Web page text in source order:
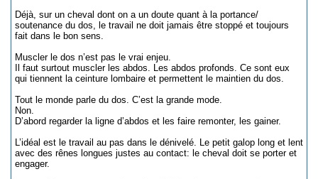
Déjà, sur un cheval dont on a un doute quant à la portance/
soutenance du dos, le travail ne doit jamais être stoppé et toujours
fait dans le bon sens.
Muscler le dos n’est pas le vrai enjeu.
Il faut surtout muscler les abdos. Les abdos profonds. Ce sont eux
qui tiennent la ceinture lombaire et permettent le maintien du dos.
Tout le monde parle du dos. C’est la grande mode.
Non.
D’abord regarder la ligne d’abdos et les faire remonter, les gainer.
L’idéal est le travail au pas dans le dénivelé. Le petit galop long et lent
avec des rênes longues justes au contact: le cheval doit se porter et
engager.